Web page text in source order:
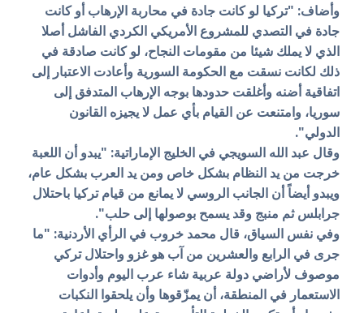
وأضاف: "تركيا لو كانت جادة في محاربة الإرهاب أو كانت
جادة في التصدي للمشروع الأمريكي الكردي الفاشل أصلا
الذي لا يملك شيئا من مقومات النجاح، لو كانت صادقة في
ذلك لكانت نسقت مع الحكومة السورية وأعادت الاعتبار إلى
اتفاقية أضنه وأغلقت حدودها بوجه الإرهاب المتدفق إلى
سوريا، وامتنعت عن القيام بأي عمل لا يجيزه القانون
الدولي".
وقال عبد الله السويجي في الخليج الإماراتية: "يبدو أن اللعبة
خرجت من يد النظام بشكل خاص ومن يد العرب بشكل عام،
ويبدو أيضاً أن الجانب الروسي لا يمانع من قيام تركيا باحتلال
جرابلس ثم منبج وقد يسمح بوصولها إلى حلب".
وفي نفس السياق، قال محمد خروب في الرأي الأردنية: "ما
جرى في الرابع والعشرين من آب هو غزو واحتلال تركي
موصوف لأراضي دولة عربية شاء عرب اليوم وأدوات
الاستعمار في المنطقة، أن يمزّقوها وأن يلحقوا النكبات